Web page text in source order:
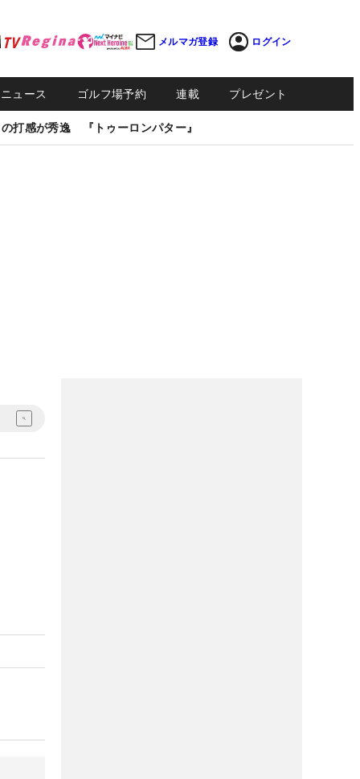
メルマガ登録 ログイン
ュース ゴルフ場予約 連載 プレゼント
打感が秀逸 『トゥーロンパター』